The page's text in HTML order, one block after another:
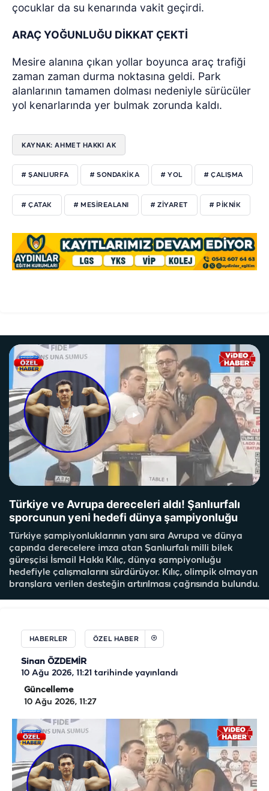
çocuklar da su kenarında vakit geçirdi.
ARAÇ YOĞUNLUĞU DİKKAT ÇEKTİ
Mesire alanına çıkan yollar boyunca araç trafiği
zaman zaman durma noktasına geldi. Park
alanlarının tamamen dolması nedeniyle sürücüler
yol kenarlarında yer bulmak zorunda kaldı.
KAYNAK: AHMET HAKKI AK
# ŞANLIURFA # SONDAKIKA # YOL # ÇALIŞMA
# ÇATAK # MESIREALANI # ZIYARET # PIKNIK
Türkiye ve Avrupa dereceleri aldı! Şanlıurfalı
sporcunun yeni hedefi dünya şampiyonluğu
Türkiye şampiyonluklarının yanı sıra Avrupa ve dünya
çapında derecelere imza atan Şanlıurfalı milli bilek
güreşçisi İsmail Hakkı Kılıç, dünya şampiyonluğu
hedefiyle çalışmalarını sürdürüyor. Kılıç, olimpik olmayan
branşlara verilen desteğin artırılması çağrısında bulundu.
HABERLER ÖZEL HABER
Sinan ÖZDEMİR
10 Ağu 2026, 11:21 tarihinde yayınlandı
Güncelleme
10 Ağu 2026, 11:27